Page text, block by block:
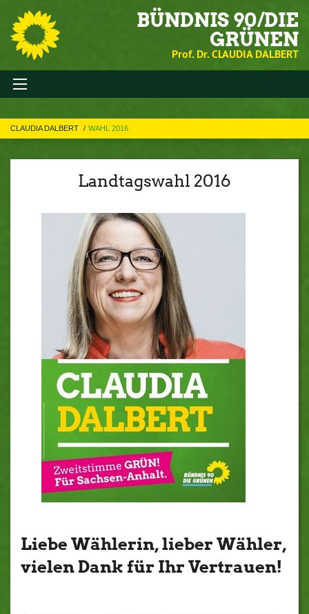
BÜNDNIS 90/DIE
GRÜNEN
Prof. Dr. CLAUDIA DALBERT
CLAUDIA DALBERT WAHL 2016
Landtagswahl 2016
Liebe Wählerin, lieber Wähler,
vielen Dank für Ihr Vertrauen!